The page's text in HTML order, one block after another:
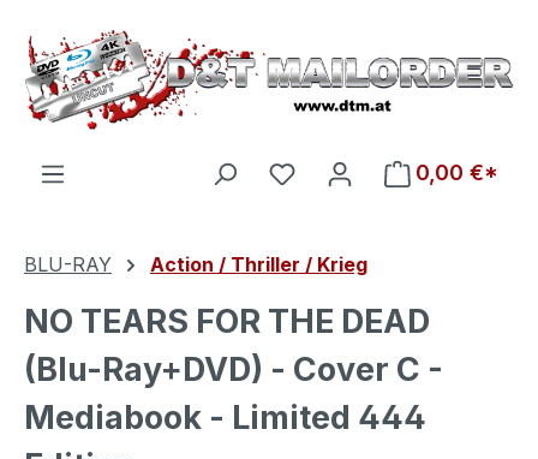
Zum Hauptinhalt springen
Du hast 0 Produkte auf
0,00 €*
BLU-RAY Action / Thriller / Krieg
NO TEARS FOR THE DEAD
(Blu-Ray+DVD) - Cover C -
Mediabook - Limited 444